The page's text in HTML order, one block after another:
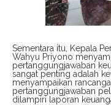
Sementara itu, Kepala
Wahyu Priyono
pertanggungjawaban
sangat penting adalah
menyampaikan
pertanggungjawaban
dilampiri laporan